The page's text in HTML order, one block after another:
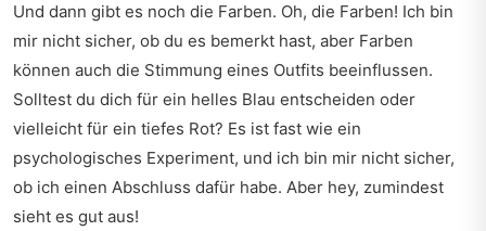
Und dann gibt es noch die Farben. Oh, die Farben! Ich bin
mir nicht sicher, ob du es bemerkt hast, aber Farben
können auch die Stimmung eines Outfits beeinflussen.
Solltest du dich für ein helles Blau entscheiden oder
vielleicht für ein tiefes Rot? Es ist fast wie ein
psychologisches Experiment, und ich bin mir nicht sicher,
ob ich einen Abschluss dafür habe. Aber hey, zumindest
sieht es gut aus!